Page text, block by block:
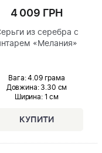
4 009 ГРН
из серебра с
«Мелания»
Вага: 4.09 грама
Довжина:3.30 см
Ширина: 1 см